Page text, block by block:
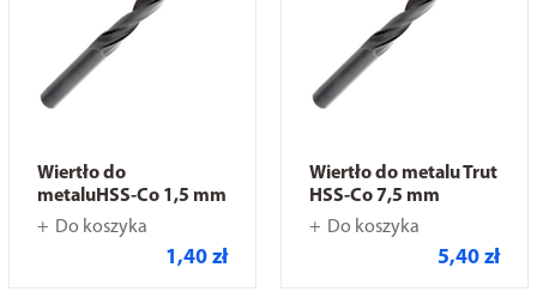
Wiertło do
metaluHSS-Co 1,5 mm
Do koszyka
1,40 zł
Wiertło do metalu Trut
HSS-Co 7,5 mm
Do koszyka
5,40 zł